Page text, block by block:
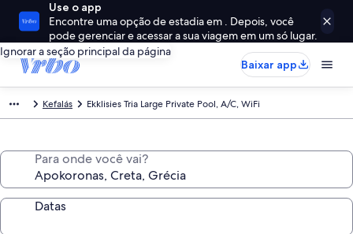
Use o app
Encontre uma opção de estadia em . Depois, você
pode gerenciar e acessar a sua viagem em um só lugar.
Ignorar a seção principal da página
Baixar app
Kefalás Ekklisies Tria Large Private Pool, A/C, WiFi
Para onde você vai?
Datas